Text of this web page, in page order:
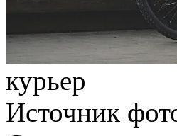
курьер
Источник